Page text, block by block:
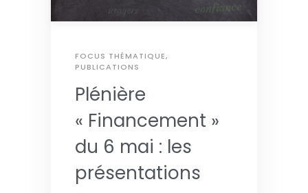
FOCUS THÉMATIQUE,
PUBLICATIONS
Plénière
« Financement »
du 6 mai : les
présentations